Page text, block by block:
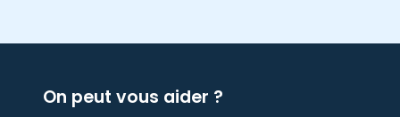
On peut vous aider ?